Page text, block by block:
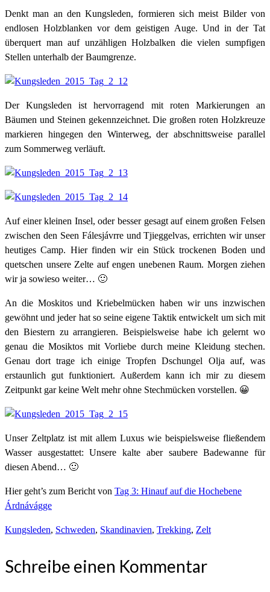
Denkt man an den Kungsleden, formieren sich meist Bilder von
endlosen Holzblanken vor dem geistigen Auge. Und in der Tat
überquert man auf unzähligen Holzbalken die vielen sumpfigen
Stellen unterhalb der Baumgrenze.
Der Kungsleden ist hervorragend mit roten Markierungen an
Bäumen und Steinen gekennzeichnet. Die großen roten Holzkreuze
markieren hingegen den Winterweg, der abschnittsweise parallel
zum Sommerweg verläuft.
Auf einer kleinen Insel, oder besser gesagt auf einem großen Felsen
zwischen den Seen Fálesjávrre und Tjieggelvas, errichten wir unser
heutiges Camp. Hier finden wir ein Stück trockenen Boden und
quetschen unsere Zelte auf engen unebenen Raum. Morgen ziehen
wir ja sowieso weiter… 🙂
An die Moskitos und Kriebelmücken haben wir uns inzwischen
gewöhnt und jeder hat so seine eigene Taktik entwickelt um sich mit
den Biestern zu arrangieren. Beispielsweise habe ich gelernt wo
genau die Mosiktos mit Vorliebe durch meine Kleidung stechen.
Genau dort trage ich einige Tropfen Dschungel Olja auf, was
erstaunlich gut funktioniert. Außerdem kann ich mir zu diesem
Zeitpunkt gar keine Welt mehr ohne Stechmücken vorstellen. 😀
Unser Zeltplatz ist mit allem Luxus wie beispielsweise fließendem
Wasser ausgestattet: Unsere kalte aber saubere Badewanne für
diesen Abend… 🙂
Hier geht’s zum Bericht von Tag 3: Hinauf auf die Hochebene
Árdnávágge
Kungsleden, Schweden, Skandinavien, Trekking, Zelt
Schreibe einen Kommentar